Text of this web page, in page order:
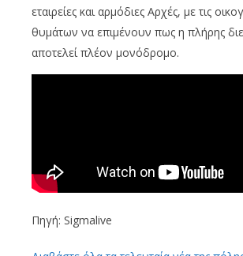
εταιρείες και αρμόδιες Αρχές, με τις
θυμάτων να επιμένουν πως η πλήρης
αποτελεί πλέον μονόδρομο.
Πηγή: Sigmalive